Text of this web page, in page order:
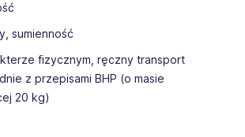
sumienność
fizycznym, ręczny transport
z przepisami BHP (o masie
20 kg)